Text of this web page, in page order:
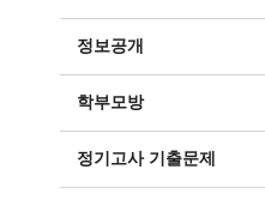
정보공개
학부모방
정기고사 기출문제